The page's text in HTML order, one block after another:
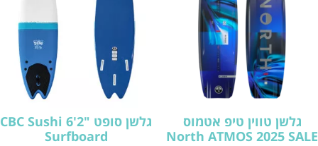
גלשן טווין טיפ אטמוס
North ATMOS 2025 SALE
גלשן סופט "2'6 CBC Sushi
Surfboard